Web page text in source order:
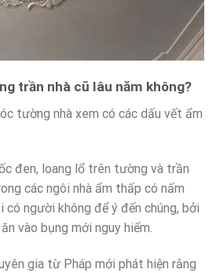
trần nhà cũ lâu năm không?
tường nhà xem có các dấu vết ẩm
đen, loang lổ trên tường và trần
các ngôi nhà ẩm thấp có nấm
có người không để ý đến chúng, bởi
vào bụng mới nguy hiểm.
gia từ Pháp mới phát hiện rằng